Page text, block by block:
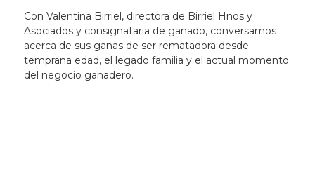
Con Valentina Birriel, directora de Birriel Hnos y
Asociados y consignataria de ganado, conversamos
acerca de sus ganas de ser rematadora desde
temprana edad, el legado familia y el actual momento
del negocio ganadero.